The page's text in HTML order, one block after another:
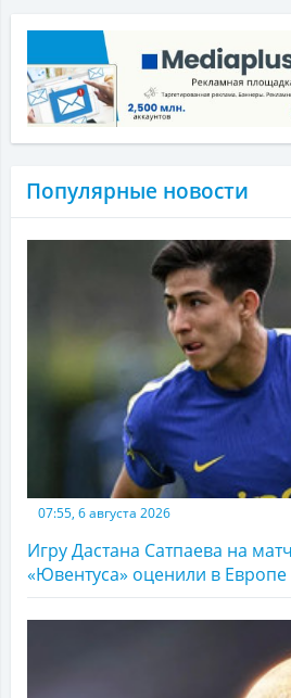
Популярные новости
07:55, 6 августа 2026
Игру Дастана Сатпаева на
«Ювентуса» оценили в Европе